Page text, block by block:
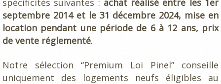
spécificités suivantes : achat réalisé entre les 1er
septembre 2014 et le 31 décembre 2024, mise en
location pendant une période de 6 à 12 ans, prix
de vente réglementé.
Notre sélection “Premium Loi Pinel” conseille
uniquement des logements neufs éligibles au